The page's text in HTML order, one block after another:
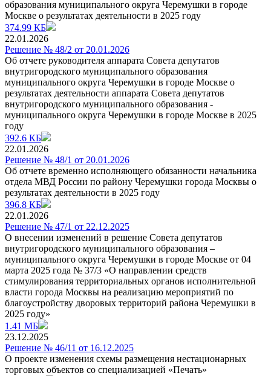
образования муниципального округа Черемушки в городе
Москве о результатах деятельности в 2025 году
374.99 КБ
22.01.2026
Решение № 48/2 от 20.01.2026
Об отчете руководителя аппарата Совета депутатов
внутригородского муниципального образования
муниципального округа Черемушки в городе Москве о
результатах деятельности аппарата Совета депутатов
внутригородского муниципального образования -
муниципального округа Черемушки в городе Москве в 2025
году
392.6 КБ
22.01.2026
Решение № 48/1 от 20.01.2026
Об отчете временно исполняющего обязанности начальника
отдела МВД России по району Черемушки города Москвы о
результатах деятельности в 2025 году
396.8 КБ
22.01.2026
Решение № 47/1 от 22.12.2025
О внесении изменений в решение Совета депутатов
внутригородского муниципального образования –
муниципального округа Черемушки в городе Москве от 04
марта 2025 года № 37/3 «О направлении средств
стимулирования территориальных органов исполнительной
власти города Москвы на реализацию мероприятий по
благоустройству дворовых территорий района Черемушки в
2025 году»
1.41 МБ
23.12.2025
Решение № 46/11 от 16.12.2025
О проекте изменения схемы размещения нестационарных
торговых объектов со специализацией «Печать»